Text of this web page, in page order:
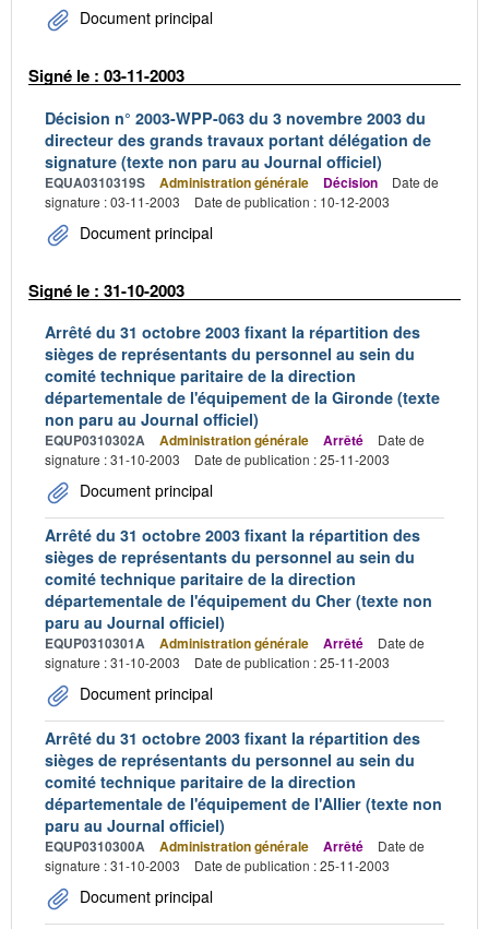
Document principal
Signé le : 03-11-2003
Décision n° 2003-WPP-063 du 3 novembre 2003 du
directeur des grands travaux portant délégation de
signature (texte non paru au Journal officiel)
EQUA0310319S Administration générale Décision
Date de
signature : 03-11-2003
Date de publication : 10-12-2003
Document principal
Signé le : 31-10-2003
Arrêté du 31 octobre 2003 fixant la répartition des
sièges de représentants du personnel au sein du
comité technique paritaire de la direction
départementale de l'équipement de la Gironde (texte
non paru au Journal officiel)
EQUP0310302A Administration générale Arrêté
Date de
signature : 31-10-2003
Date de publication : 25-11-2003
Document principal
Arrêté du 31 octobre 2003 fixant la répartition des
sièges de représentants du personnel au sein du
comité technique paritaire de la direction
départementale de l'équipement du Cher (texte non
paru au Journal officiel)
EQUP0310301A Administration générale Arrêté
Date de
signature : 31-10-2003
Date de publication : 25-11-2003
Document principal
Arrêté du 31 octobre 2003 fixant la répartition des
sièges de représentants du personnel au sein du
comité technique paritaire de la direction
départementale de l'équipement de l'Allier (texte non
paru au Journal officiel)
EQUP0310300A Administration générale Arrêté
Date de
signature : 31-10-2003
Date de publication : 25-11-2003
Document principal